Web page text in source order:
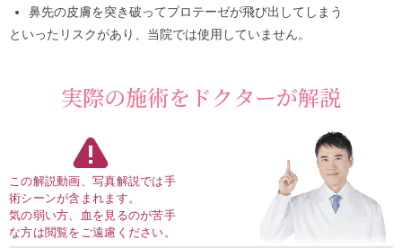
鼻先の皮膚を突き破ってプロテーゼが飛び出してしまう
といったリスクがあり、当院では使用していません。
実際の施術をドクターが解説
この解説動画、写真解説では手
術シーンが含まれます。
気の弱い方、血を見るのが苦手
な方は閲覧をご遠慮ください。